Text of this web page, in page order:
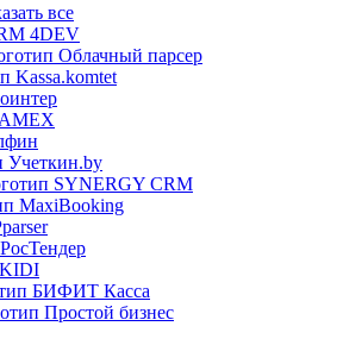
все
4DEV
Облачный парсер
Kassa.komtet
Учеткин.by
SYNERGY CRM
MaxiBooking
РосТендер
БИФИТ Касса
Простой бизнес